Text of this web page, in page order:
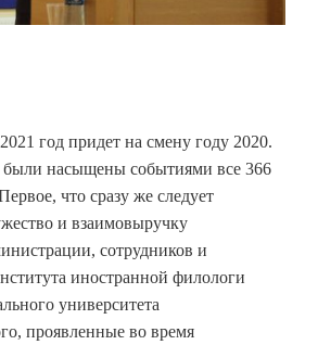
год придет на смену году 2020.
насыщены событиями все 366
что сразу же следует
и взаимовыручку
сотрудников и
иностранной филологи
университета
проявленные во время